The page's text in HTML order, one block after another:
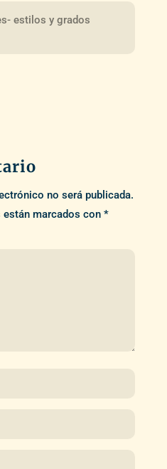
estilos y grados
no será publicada.
marcados con *